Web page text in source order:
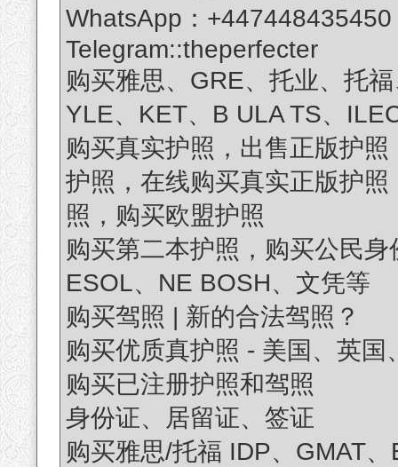
WhatsApp：+447448435450
Telegram::theperfecter
购买雅思、GRE、托业、托
YLE、KET、B ULA TS、
购买真实护照，出售正版护
护照，在线购买真实正版护
照，购买欧盟护照
购买第二本护照，购买公民
ESOL、NE BOSH、文凭等
购买驾照 | 新的合法驾照？
购买优质真护照 - 美国、英国
购买已注册护照和驾照
身份证、居留证、签证
购买雅思/托福 IDP、GMAT